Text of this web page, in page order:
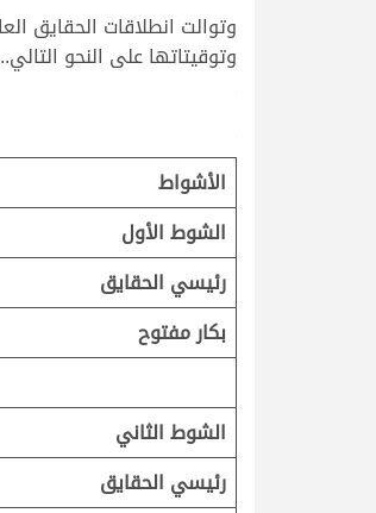
وتوقيتاتها على النحو التالي..
الأشواط
الشوط الأول
رئيسي الحقايق
بكار مفتوح
الشوط الثاني
رئيسي الحقايق